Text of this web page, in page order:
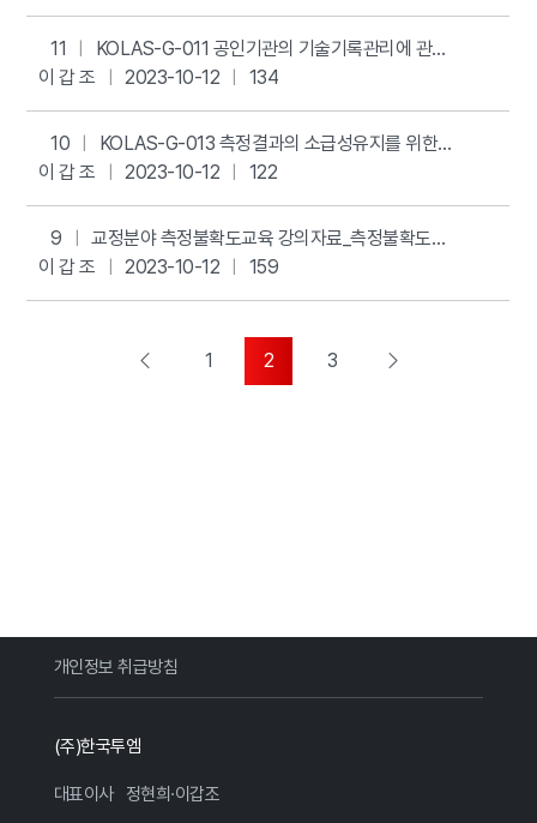
11
KOLAS-G-011 공인기관의 기술기록관리에 관한
기본지침
이 갑 조 2023-10-12 134
10
KOLAS-G-013 측정결과의 소급성유지를 위한
지침
이 갑 조 2023-10-12 122
9
교정분야 측정불확도교육 강의자료_측정불확도
사례연구
이 갑 조 2023-10-12 159
1 2 3
개인정보 취급방침
(주)한국투엠
대표이사
정현희·이갑조